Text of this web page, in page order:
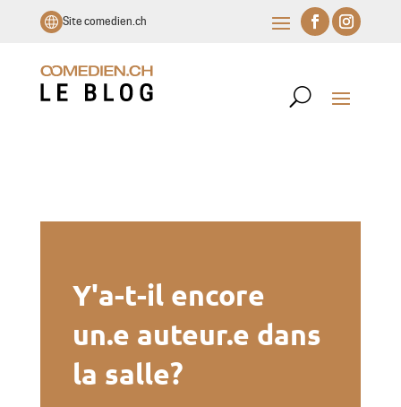
Site comedien.ch
Y'a-t-il encore
un.e auteur.e dans
la salle?